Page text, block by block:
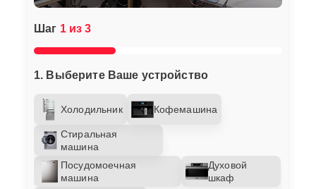
Шаг 1 из 3
1. Выберите Ваше устройство
Холодильник Кофемашина
Стиральная
машина
Посудомоечная
машина
Духовой
шкаф